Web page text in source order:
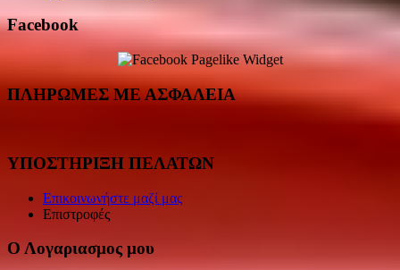
Facebook
ΠΛΗΡΩΜΕΣ ΜΕ ΑΣΦΑΛΕΙΑ
ΥΠΟΣΤΗΡΙΞΗ ΠΕΛΑΤΩΝ
Επικοινωνήστε μαζί μας
Επιστροφές
Ο Λογαριασμος μου